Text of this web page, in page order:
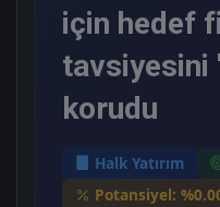
için hedef
tavsiyesini
korudu
Halk Yatırım
Potansiyel: